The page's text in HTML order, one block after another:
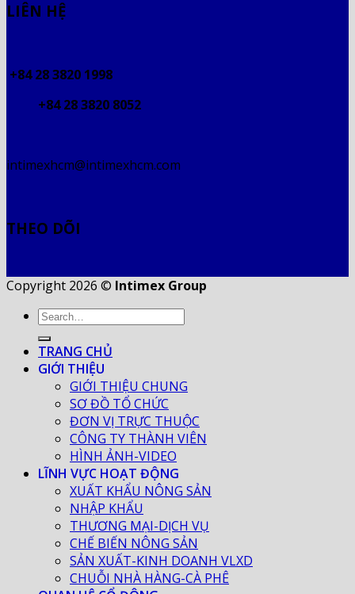
LIÊN HỆ
+84 28 3820 1998
+84 28 3820 8052
intimexhcm@intimexhcm.com
THEO DÕI
Copyright 2026 © Intimex Group
TRANG CHỦ
GIỚI THIỆU
GIỚI THIỆU CHUNG
SƠ ĐỒ TỔ CHỨC
ĐƠN VỊ TRỰC THUỘC
CÔNG TY THÀNH VIÊN
HÌNH ẢNH-VIDEO
LĨNH VỰC HOẠT ĐỘNG
XUẤT KHẨU NÔNG SẢN
NHẬP KHẨU
THƯƠNG MẠI-DỊCH VỤ
CHẾ BIẾN NÔNG SẢN
SẢN XUẤT-KINH DOANH VLXD
CHUỖI NHÀ HÀNG-CÀ PHÊ